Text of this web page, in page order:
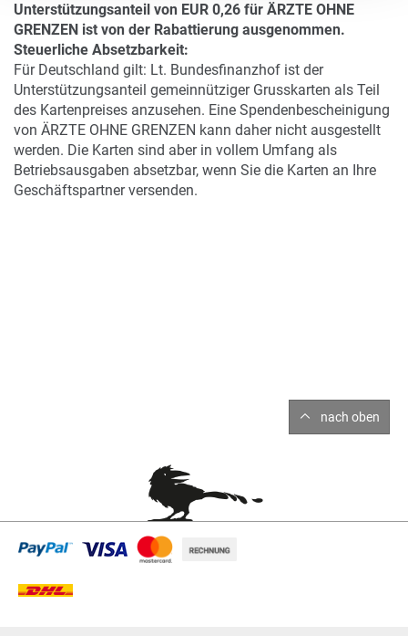
Unterstützungsanteil von EUR 0,26 für ÄRZTE OHNE
GRENZEN ist von der Rabattierung ausgenommen.
Steuerliche Absetzbarkeit:
Für Deutschland gilt: Lt. Bundesfinanzhof ist der
Unterstützungsanteil gemeinnütziger Grusskarten als Teil
des Kartenpreises anzusehen. Eine Spendenbescheinigung
von ÄRZTE OHNE GRENZEN kann daher nicht ausgestellt
werden. Die Karten sind aber in vollem Umfang als
Betriebsausgaben absetzbar, wenn Sie die Karten an Ihre
Geschäftspartner versenden.
nach oben